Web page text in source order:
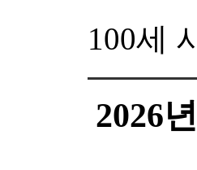
100세
2026